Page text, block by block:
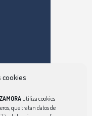
cookies
utiliza cookies
que tratan datos de